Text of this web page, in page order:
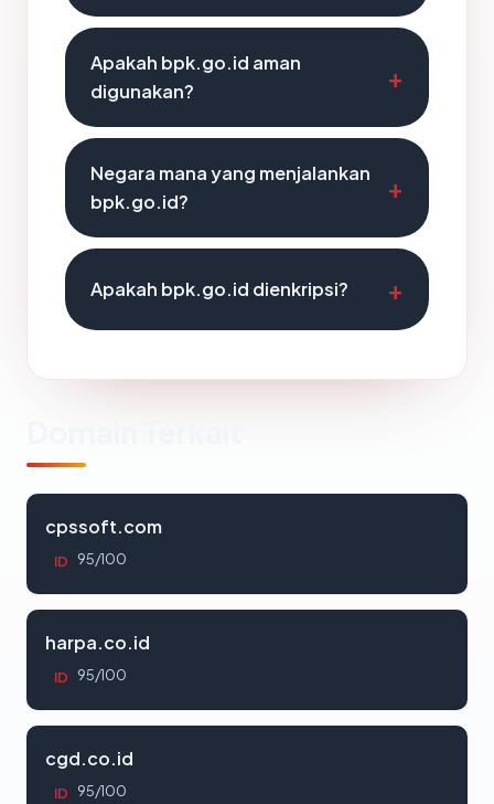
Apakah bpk.go.id aman
digunakan?
Negara mana yang menjalankan
bpk.go.id?
Apakah bpk.go.id dienkripsi?
cpssoft.com
ID 95/100
harpa.co.id
ID 95/100
cgd.co.id
ID 95/100